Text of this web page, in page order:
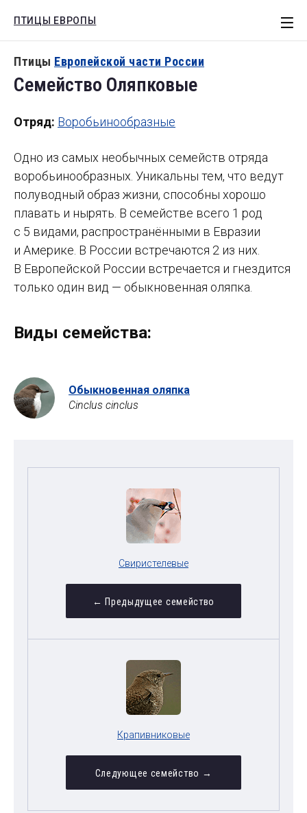
ПТИЦЫ ЕВРОПЫ
КНИГИ
Поиск
Птицы Европейской части России
Семейство Оляпковые
Отряд: Воробьинообразные
Одно из самых необычных семейств отряда
воробьинообразных. Уникальны тем, что ведут
полуводный образ жизни, способны хорошо
плавать и нырять. В семействе всего 1 род
с 5 видами, распространёнными в Евразии
и Америке. В России встречаются 2 из них.
В Европейской России встречается и гнездится
только один вид — обыкновенная оляпка.
Виды семейства:
Обыкновенная оляпка
Cinclus cinclus
Свиристелевые
← Предыдущее семейство
Крапивниковые
Следующее семейство →